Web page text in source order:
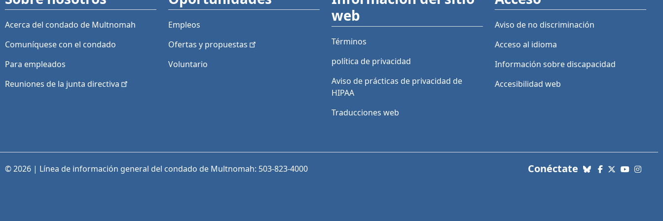
Acerca del condado de Multnomah
Comuníquese con el condado
Para empleados
Reuniones de la junta directiva
Empleos
Ofertas y propuestas
Voluntario
web
Términos
política de privacidad
Aviso de prácticas de privacidad de
HIPAA
Traducciones web
Aviso de no discriminación
Acceso al idioma
Información sobre discapacidad
Accesibilidad web
© 2026 | Línea de información general del condado de Multnomah: 503-823-4000 Conéctatecon nosotros.
Bluesky
Facebook
X (Twitter)
YouTube